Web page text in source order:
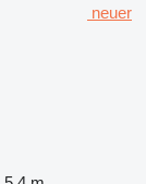
neuer